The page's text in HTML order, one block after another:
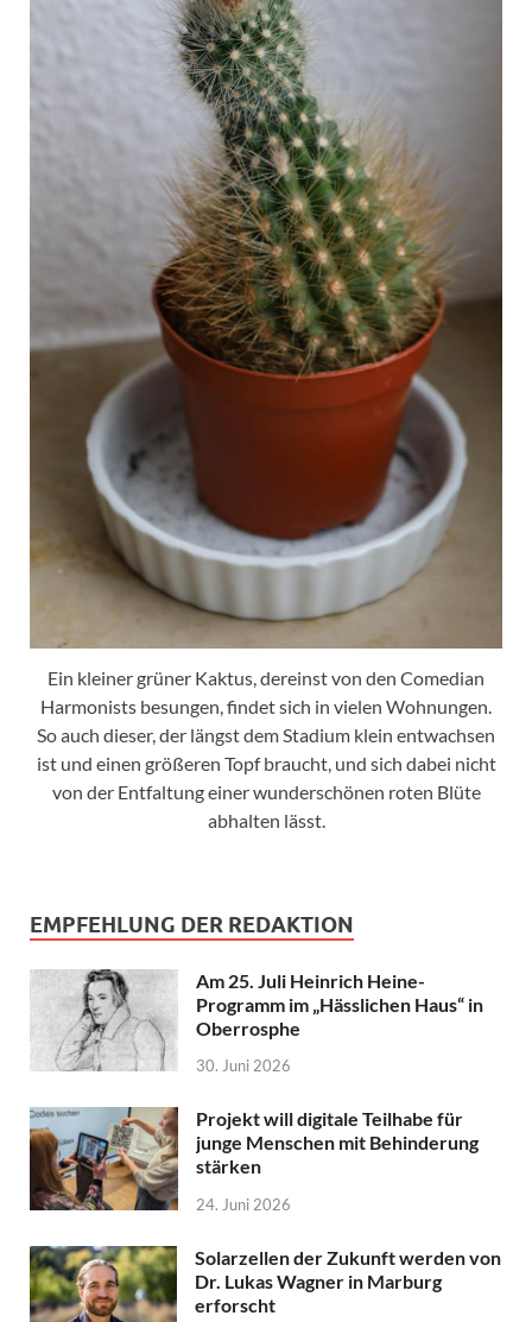
Ein kleiner grüner Kaktus, dereinst von den Comedian
Harmonists besungen, findet sich in vielen Wohnungen.
So auch dieser, der längst dem Stadium klein entwachsen
ist und einen größeren Topf braucht, und sich dabei nicht
von der Entfaltung einer wunderschönen roten Blüte
abhalten lässt.
EMPFEHLUNG DER REDAKTION
Am 25. Juli Heinrich Heine-
Programm im „Hässlichen Haus“ in
Oberrosphe
30. Juni 2026
Projekt will digitale Teilhabe für
junge Menschen mit Behinderung
stärken
24. Juni 2026
Solarzellen der Zukunft werden von
Dr. Lukas Wagner in Marburg
erforscht